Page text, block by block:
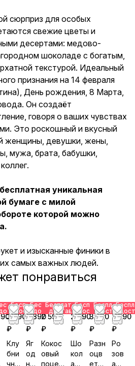
сразу
или
с
сюрприз для особых
свежие цветы и
десертами: медово-
шоколаде с богатым,
текстурой. Идеальный
признания на 14 февраля
День рождения, 8 Марта,
Он создаёт
говоря о ваших чувствах
Это роскошный и вкусный
женщины, девушки, жены,
мужа, брата, бабушки,
уникальная
бумаге с милой
которой можно
и изысканные финики в
самых важных людей.
понравиться
Бесплатная
доставка
3 590
₽
Клу
бни
чна
Бесплатная
доставка
2 890
₽
Яг
од
на
Бесплатная
доставка
2 590
₽
Кокос
овый
поцел
Бесплатная
доставка
2 890
₽
Шо
кол
адн
Бесплатная
доставка
3 590
₽
Разн
оцв
етн
2 590
₽
Ро
зов
ая